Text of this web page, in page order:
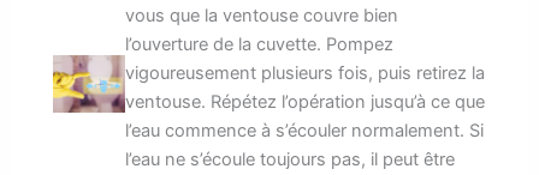
vous que la ventouse couvre bien
l’ouverture de la cuvette. Pompez
vigoureusement plusieurs fois, puis retirez la
ventouse. Répétez l’opération jusqu’à ce que
l’eau commence à s’écouler normalement. Si
l’eau ne s’écoule toujours pas, il peut être